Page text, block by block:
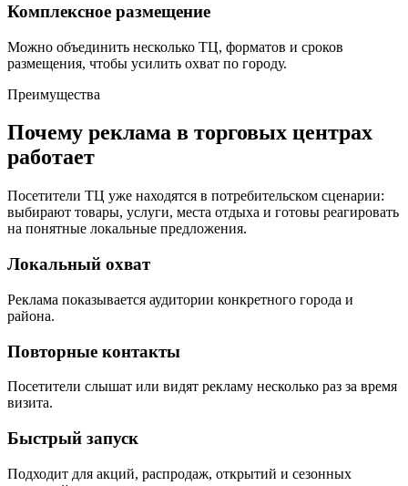
Комплексное размещение
Можно объединить несколько ТЦ, форматов и сроков
размещения, чтобы усилить охват по городу.
Преимущества
Почему реклама в торговых центрах
работает
Посетители ТЦ уже находятся в потребительском сценарии:
выбирают товары, услуги, места отдыха и готовы реагировать
на понятные локальные предложения.
Локальный охват
Реклама показывается аудитории конкретного города и
района.
Повторные контакты
Посетители слышат или видят рекламу несколько раз за время
визита.
Быстрый запуск
Подходит для акций, распродаж, открытий и сезонных